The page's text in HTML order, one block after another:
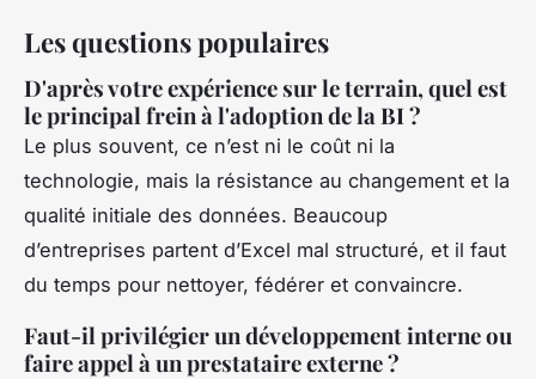
Les questions populaires
D'après votre expérience sur le terrain, quel est
le principal frein à l'adoption de la BI ?
Le plus souvent, ce n’est ni le coût ni la
technologie, mais la résistance au changement et la
qualité initiale des données. Beaucoup
d’entreprises partent d’Excel mal structuré, et il faut
du temps pour nettoyer, fédérer et convaincre.
Faut-il privilégier un développement interne ou
faire appel à un prestataire externe ?